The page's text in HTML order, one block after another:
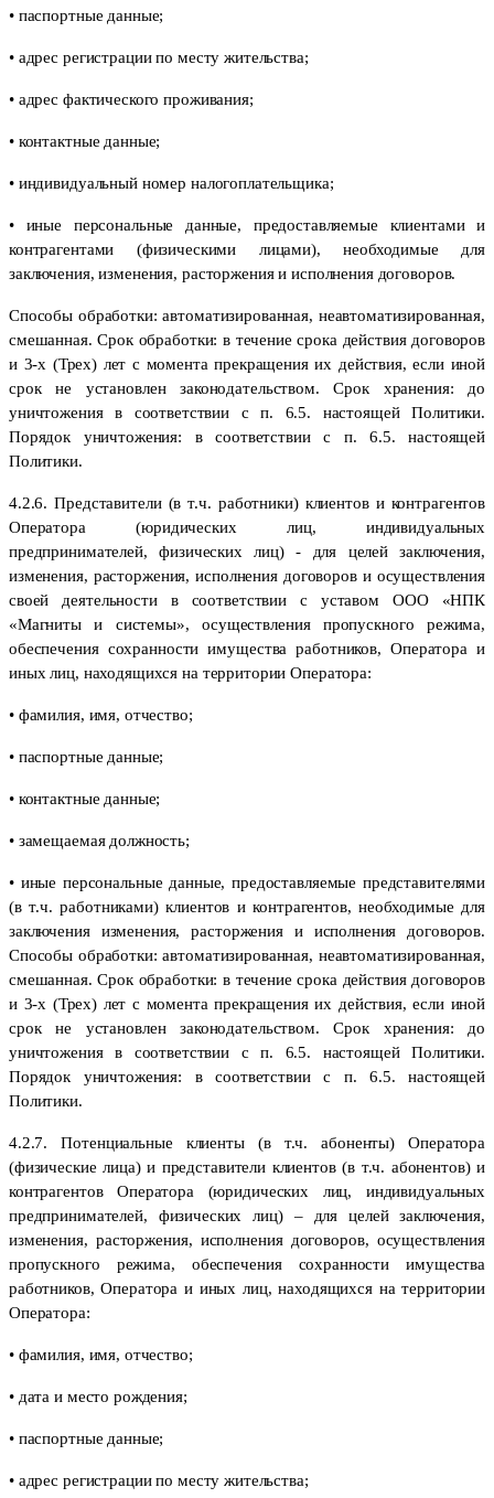
• паспортные данные;
• адрес регистрации по месту жительства;
• адрес фактического проживания;
• контактные данные;
• индивидуальный номер налогоплательщика;
• иные персональные данные, предоставляемые клиентами и
контрагентами (физическими лицами), необходимые для
заключения, изменения, расторжения и исполнения договоров.
Способы обработки: автоматизированная, неавтоматизированная,
смешанная. Срок обработки: в течение срока действия договоров
и 3-х (Трех) лет с момента прекращения их действия, если иной
срок не установлен законодательством. Срок хранения: до
уничтожения в соответствии с п. 6.5. настоящей Политики.
Порядок уничтожения: в соответствии с п. 6.5. настоящей
Политики.
4.2.6. Представители (в т.ч. работники) клиентов и контрагентов
Оператора (юридических лиц, индивидуальных
предпринимателей, физических лиц) - для целей заключения,
изменения, расторжения, исполнения договоров и осуществления
своей деятельности в соответствии с уставом ООО «НПК
«Магниты и системы», осуществления пропускного режима,
обеспечения сохранности имущества работников, Оператора и
иных лиц, находящихся на территории Оператора:
• фамилия, имя, отчество;
• паспортные данные;
• контактные данные;
• замещаемая должность;
• иные персональные данные, предоставляемые представителями
(в т.ч. работниками) клиентов и контрагентов, необходимые для
заключения изменения, расторжения и исполнения договоров.
Способы обработки: автоматизированная, неавтоматизированная,
смешанная. Срок обработки: в течение срока действия договоров
и 3-х (Трех) лет с момента прекращения их действия, если иной
срок не установлен законодательством. Срок хранения: до
уничтожения в соответствии с п. 6.5. настоящей Политики.
Порядок уничтожения: в соответствии с п. 6.5. настоящей
Политики.
4.2.7. Потенциальные клиенты (в т.ч. абоненты) Оператора
(физические лица) и представители клиентов (в т.ч. абонентов) и
контрагентов Оператора (юридических лиц, индивидуальных
предпринимателей, физических лиц) – для целей заключения,
изменения, расторжения, исполнения договоров, осуществления
пропускного режима, обеспечения сохранности имущества
работников, Оператора и иных лиц, находящихся на территории
Оператора:
• фамилия, имя, отчество;
• дата и место рождения;
• паспортные данные;
• адрес регистрации по месту жительства;